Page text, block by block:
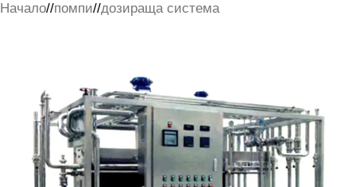
Начало/ помпи/ дозираща система